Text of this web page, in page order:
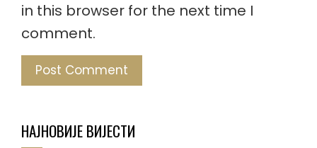
in this browser for the next time I
comment.
НАЈНОВИЈЕ ВИЈЕСТИ